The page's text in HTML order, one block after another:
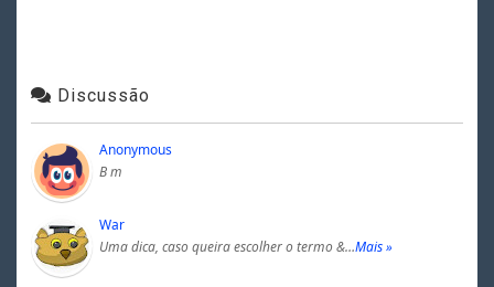
Discussão
Anonymous
B m
War
Uma dica, caso queira escolher o termo &…Mais »